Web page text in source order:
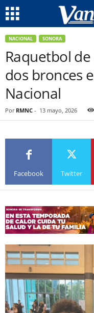
NACIONAL SONORA
Raquetbol
dos bronces
Nacional
Por RMNC - 13 mayo, 2026
Facebook Twitter